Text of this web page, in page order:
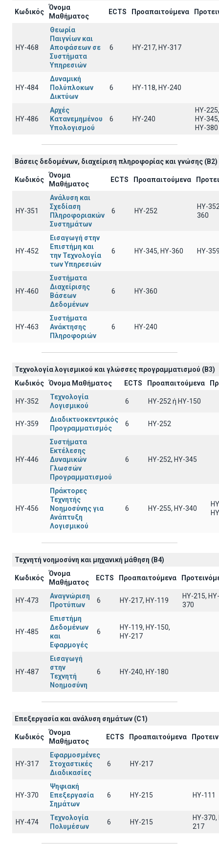
Κωδικός
Όνομα
Μαθήματος
ECTS Προαπαιτούμενα
ΗΥ-468
Θεωρία
Παιγνίων και
Αποφάσεων σε
Συστήματα
Υπηρεσιών
6 ΗΥ-217, ΗΥ-317
ΗΥ-484
Δυναμική
Πολύπλοκων
Δικτύων
6 ΗΥ-118, ΗΥ-240
ΗΥ-486
Αρχές
Κατανεμημένου
Υπολογισμού
6 ΗΥ-240
ΗΥ-225,
ΗΥ-345,
ΗΥ-380
Βάσεις δεδομένων, διαχείριση πληροφορίας και γνώσης (B2)
Κωδικός
Όνομα
Μαθήματος
ECTS Προαπαιτούμενα
ΗΥ-351
Ανάλυση και
Σχεδίαση
Πληροφοριακών
Συστημάτων
6 HY-252
HY-
360
ΗΥ-452
Εισαγωγή στην
Επιστήμη και
την Τεχνολογία
των Υπηρεσιών
6 ΗΥ-345, ΗΥ-360 HY-
ΗΥ-460
Συστήματα
Διαχείρισης
Βάσεων
Δεδομένων
6 HY-360
ΗΥ-463
Συστήματα
Ανάκτησης
Πληροφοριών
6 HY-240
Τεχνολογία λογισμικού και γλώσσες προγραμματισμού (B3)
Κωδικός
Όνομα Μαθήματος ECTS Προαπαιτούμενα
ΗΥ-352
Τεχνολογία
Λογισμικού
6 HY-252 ή ΗΥ-150
ΗΥ-359
Διαδικτυοκεντρικός
Προγραμματισμός
6 HY-252
ΗΥ-446
Συστήματα
Εκτέλεσης
Δυναμικών
Γλωσσών
Προγραμματισμού
6 ΗΥ-252, ΗΥ-345
ΗΥ-456
Πράκτορες
Τεχνητής
Νοημοσύνης για
Ανάπτυξη
Λογισμικού
6 ΗΥ-255, ΗΥ-340
Τεχνητή νοημοσύνη και μηχανική μάθηση (B4)
Κωδικός
Όνομα
Μαθήματος
ECTS Προαπαιτούμενα
ΗΥ-473
Αναγνώριση
Προτύπων
6 HY-217, HY-119
HY-215, HY-
370
ΗΥ-485
Επιστήμη
Δεδομένων
και
Εφαρμογές
6
ΗΥ-119, ΗΥ-150,
ΗΥ-217
ΗΥ-487
Εισαγωγή
στην
Τεχνητή
Νοημοσύνη
6 HY-240, HY-180
Επεξεργασία και ανάλυση σημάτων (C1)
Κωδικός
Όνομα
Μαθήματος
ECTS Προαπαιτούμενα
ΗΥ-317
Εφαρμοσμένες
Στοχαστικές
Διαδικασίες
6 HY-217
ΗΥ-370
Ψηφιακή
Επεξεργασία
Σημάτων
6 HY-215 HY-111
ΗΥ-474
Τεχνολογία
Πολυμέσων
6 HY-215
HY-370,
217